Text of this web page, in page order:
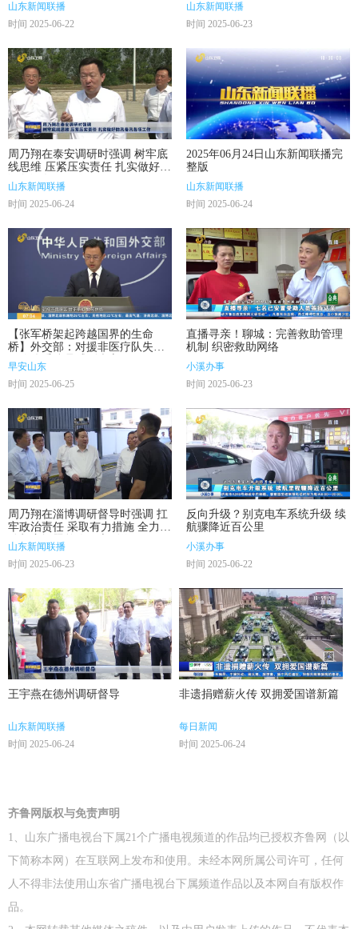
山东新闻联播
时间 2025-06-22
山东新闻联播
时间 2025-06-23
周乃翔在泰安调研时强调 树牢底
线思维 压紧压实责任 扎实做好防
汛备汛各项工作
山东新闻联播
时间 2025-06-24
2025年06月24日山东新闻联播完
整版
山东新闻联播
时间 2025-06-24
【张军桥架起跨越国界的生命
桥】外交部：对援非医疗队失去
一位优秀队员感到痛心
早安山东
时间 2025-06-25
直播寻亲！聊城：完善救助管理
机制 织密救助网络
小溪办事
时间 2025-06-23
周乃翔在淄博调研督导时强调 扛
牢政治责任 采取有力措施 全力推
动督察问题整改见底到位
山东新闻联播
时间 2025-06-23
反向升级？别克电车系统升级 续
航骤降近百公里
小溪办事
时间 2025-06-22
王宇燕在德州调研督导
山东新闻联播
时间 2025-06-24
非遗捐赠薪火传 双拥爱国谱新篇
每日新闻
时间 2025-06-24
齐鲁网版权与免责声明
1、山东广播电视台下属21个广播电视频道的作品均已授权齐鲁网（以
下简称本网）在互联网上发布和使用。未经本网所属公司许可，任何
人不得非法使用山东省广播电视台下属频道作品以及本网自有版权作
品。